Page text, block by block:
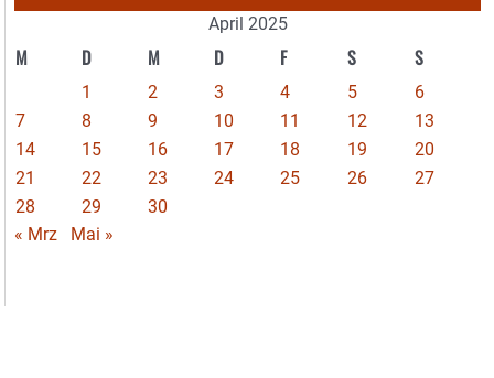
April 2025
M D M D F S S
1 2 3 4 5
6
7
8 9 10 11 12
13
14
15 16 17 18 19
20
21
22 23 24 25 26
27
28
29
30
« Mrz
Mai »